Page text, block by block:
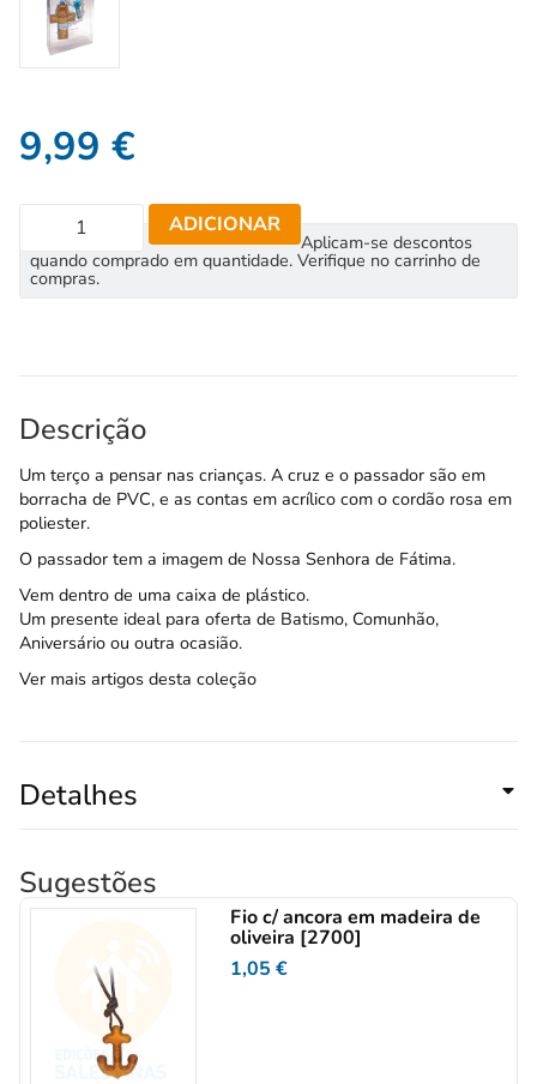
9,99 €
ADICIONAR
Aplicam-se descontos
quando comprado em quantidade. Verifique no carrinho de
compras.
Descrição
Um terço a pensar nas crianças. A cruz e o passador são em
borracha de PVC, e as contas em acrílico com o cordão rosa em
poliester.
O passador tem a imagem de Nossa Senhora de Fátima.
Vem dentro de uma caixa de plástico.
Um presente ideal para oferta de Batismo, Comunhão,
Aniversário ou outra ocasião.
Ver mais artigos desta coleção
Detalhes
Sugestões
Fio c/ ancora em madeira de
oliveira [2700]
1,05€